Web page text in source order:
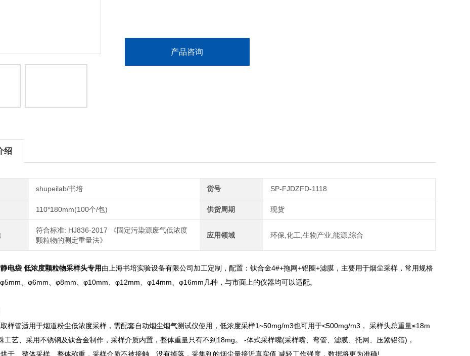
产品咨询
绍
shupeilab/书培 货号 SP-FJDZFD-1118
110*180mm(100个/包) 供货周期 现货
符合标准: HJ836-2017 《固定污染源废气低浓度
颗粒物的测定重量法》
应用领域 环保,化工,生物产业,能源,综合
电袋 低浓度颗粒物采样头专用由上海书培实验设备有限公司加工定制，配置：钛合金4#+拖网+铝圈+滤膜，主要用于烟尘采样，常用规格
、φ6mm、φ8mm、φ10mm、φ12mm、φ14mm、φ16mm几种，与市面上的仪器均可以适配。
样管适用于烟道粉尘低浓度采样，需配套自动烟尘烟气测试仪使用，低浓度采样1~50mg/m3也可用于<500mg/m3， 采样头总重量≤18m
工艺、采用不锈钢及钛合金制作，采样介质内置，整体重量只有不到18mg。 -体式采样嘴(采样嘴、弯管、滤膜、托网、压紧铝箔)，
干、整体采样、整体称重，采样介质不被接触、没有掉落，采集到的烟尘量接近真实值.减轻工作强度，数据将更为准确!